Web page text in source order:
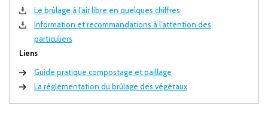
Le brûlage à l’air libre en quelques chiffres
Information et recommandations à l’attention des
particuliers
Liens
Guide pratique compostage et paillage
La réglementation du brûlage des végétaux